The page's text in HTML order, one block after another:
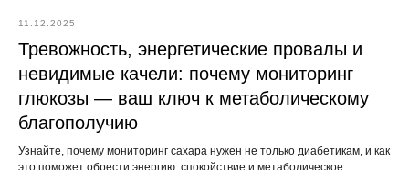
11.12.2025
Тревожность, энергетические провалы и
невидимые качели: почему мониторинг
глюкозы — ваш ключ к метаболическому
благополучию
Узнайте, почему мониторинг сахара нужен не только диабетикам, и как
это поможет обрести энергию, спокойствие и метаболическое